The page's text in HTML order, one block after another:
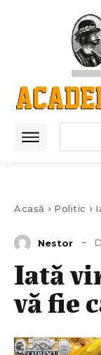
Acasă Politic
Nestor
Iată
vă fie